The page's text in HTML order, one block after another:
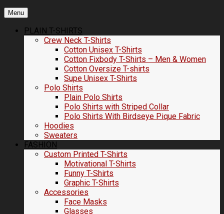
Menu
PLAIN T-SHIRTS
Crew Neck T-Shirts
Cotton Unisex T-Shirts
Cotton Fixbody T-Shirts – Men & Women
Cotton Oversize T-shirts
Supe Unisex T-Shirts
Polo Shirts
Plain Polo Shirts
Polo Shirts with Striped Collar
Polo Shirts With Birdseye Pique Fabric
Hoodies
Sweaters
FASHION
Custom Printed T-Shirts
Motivational T-Shirts
Funny T-Shirts
Graphic T-Shirts
Accessories
Face Masks
Glasses